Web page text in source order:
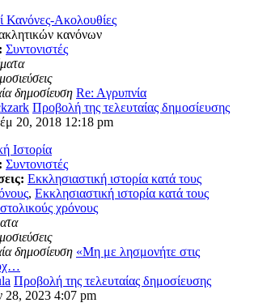
Κανόνες-Ακολουθίες
κανόνων
Συντονιστές
δημοσίευση Re: Aγρυπνία
Προβολή της τελευταίας δημοσίευσης
20, 2018 12:18 pm
Ιστορία
Συντονιστές
Εκκλησιαστική ιστορία κατά τους
, Εκκλησιαστική ιστορία κατά τους
χρόνους
δημοσίευση «Μη με λησμονήτε στις
Προβολή της τελευταίας δημοσίευσης
28, 2023 4:07 pm